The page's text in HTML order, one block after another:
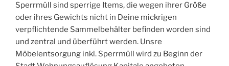
Sperrmüll sind sperrige Items, die wegen ihrer Größe
oder ihres Gewichts nicht in Deine mickrigen
verpflichtende Sammelbehälter befinden worden sind
und zentral und überführt werden. Unsre
Möbelentsorgung inkl. Sperrmüll wird zu Beginn der